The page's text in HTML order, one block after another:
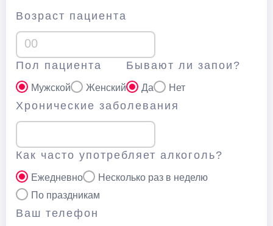
Возраст пациента
Пол пациента
Мужской Женский
Бывают ли запои?
Да Нет
Хронические заболевания
Как часто употребляет алкоголь?
Ежедневно
Несколько раз в неделю
По праздникам
Ваш телефон